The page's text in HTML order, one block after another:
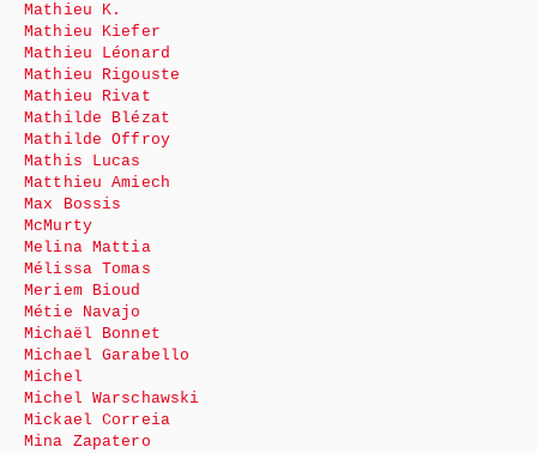
Mathieu K.
Mathieu Kiefer
Mathieu Léonard
Mathieu Rigouste
Mathieu Rivat
Mathilde Blézat
Mathilde Offroy
Mathis Lucas
Matthieu Amiech
Max Bossis
McMurty
Melina Mattia
Mélissa Tomas
Meriem Bioud
Métie Navajo
Michaël Bonnet
Michael Garabello
Michel
Michel Warschawski
Mickael Correia
Mina Zapatero